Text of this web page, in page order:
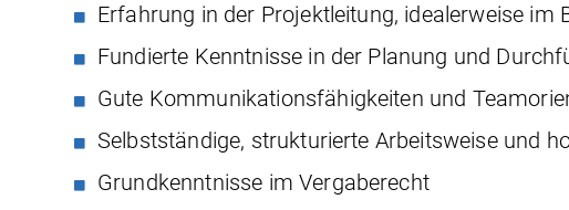
Erfahrung in der Projektleitung, idealerweise im
Fundierte Kenntnisse in der Planung und
Gute Kommunikationsfähigkeiten und
Selbstständige, strukturierte Arbeitsweise und
Grundkenntnisse im Vergaberecht